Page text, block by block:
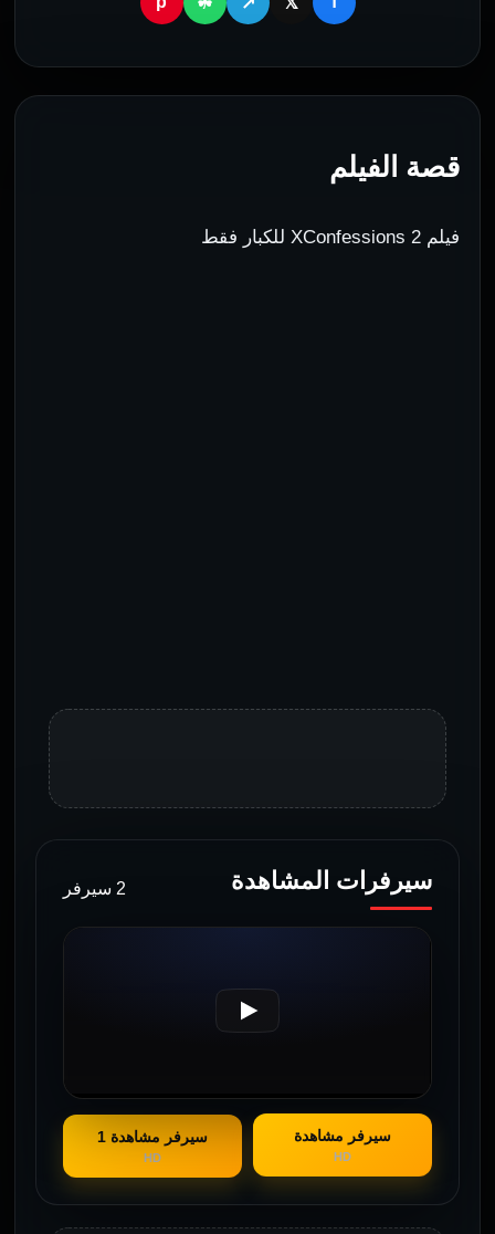
قصة الفيلم
فيلم XConfessions 2 للكبار فقط
سيرفرات المشاهدة 2 سيرفر
سيرفر مشاهدة
HD
سيرفر مشاهدة 1
HD